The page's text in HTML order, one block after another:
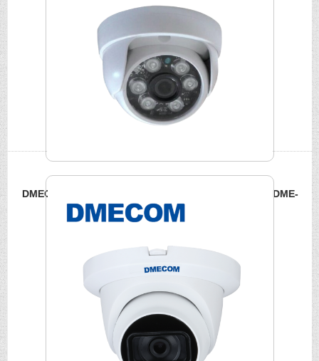
DMECOM 吸頂塑膠球型紅外線攝影機 500萬高畫質影像 DME-
1127